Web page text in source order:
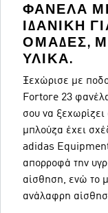
ΦΑΝΈΛΑ
ΙΔΑΝΙΚΉ
ΟΜΆΔΕΣ,
ΥΛΙΚΆ.
Ξεχώρισε με
Fortore 23
σου να
μπλούζα έχει
adidas Equipment
απορροφά την
αίσθηση, ενώ το
ανάλαφρη